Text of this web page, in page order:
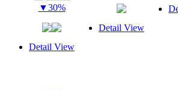
▼30%
Detail View
Detail View